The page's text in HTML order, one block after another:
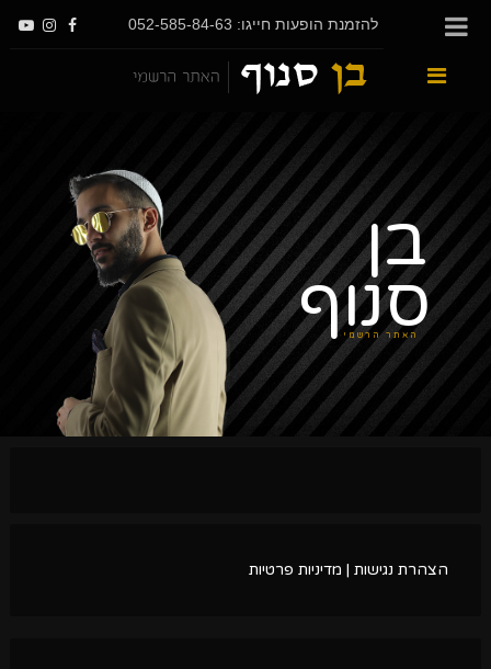
להזמנת הופעות חייגו: 052-585-84-63
האתר הרשמי
בן
סנוף
הצהרת נגישות | מדיניות פרטיות